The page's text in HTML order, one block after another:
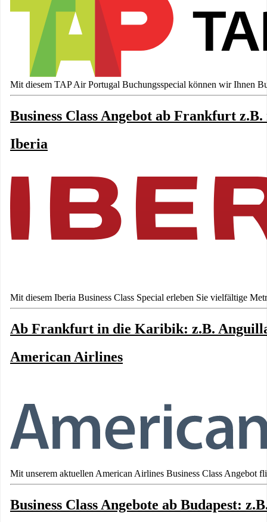
Mit diesem TAP Air Portugal Buchungsspecial können wir Ihnen
Business Class Angebot ab Frankfurt z.B.
Iberia
Mit diesem Iberia Business Class Special erleben Sie vielfältige
Ab Frankfurt in die Karibik: z.B.
American Airlines
Mit unserem aktuellen American Airlines Business Class Angebot
Business Class Angebote ab Budapest: